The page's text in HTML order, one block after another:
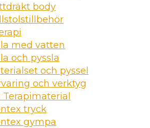
body
med vatten
och pyssla
och pyssel
och verktyg
tryck
gympa